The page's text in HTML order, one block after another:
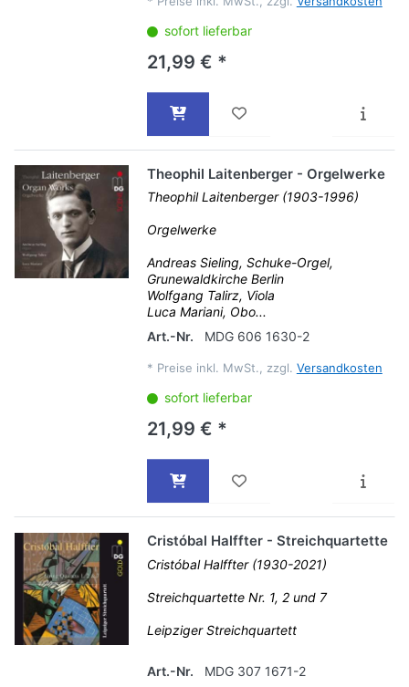
sofort lieferbar
21,99 € *
Theophil Laitenberger - Orgelwerke
Theophil Laitenberger (1903-1996)
Orgelwerke
Andreas Sieling, Schuke-Orgel,
Grunewaldkirche Berlin
Wolfgang Talirz, Viola
Luca Mariani, Obo...
Art.-Nr.
MDG 606 1630-2
* Preise inkl. MwSt., zzgl. Versandkosten
sofort lieferbar
21,99 € *
Cristóbal Halffter - Streichquartette
Cristóbal Halffter (1930-2021)
Streichquartette Nr. 1, 2 und 7
Leipziger Streichquartett
Art.-Nr. MDG 307 1671-2